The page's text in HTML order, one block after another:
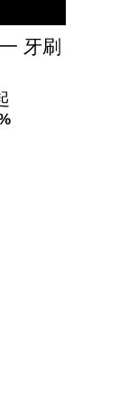
牙刷